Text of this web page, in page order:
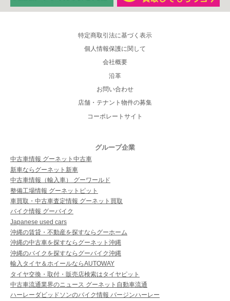
特定商取引法に基づく表示
個人情報保護に関して
会社概要
沿革
お問い合わせ
店舗・テナント物件の募集
コーポレートサイト
グループ企業
中古車情報 グーネット中古車
新車ならグーネット新車
中古車情報（輸入車） グーワールド
整備工場情報 グーネットピット
車買取・中古車査定情報 グーネット買取
バイク情報 グーバイク
Japanese used cars
沖縄の賃貸・不動産を探すならグーホーム
沖縄の中古車を探すならグーネット沖縄
沖縄のバイクを探すならグーバイク沖縄
輸入タイヤ＆ホイールならAUTOWAY
タイヤ交換・取付・販売店検索はタイヤピット
中古車流通業界のニュース グーネット自動車流通
ハーレーダビッドソンのバイク情報 バージンハーレー